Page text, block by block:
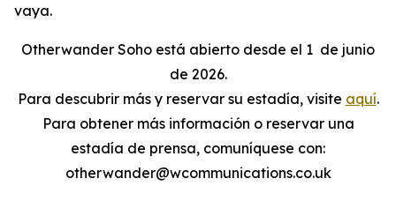
vaya.
Otherwander Soho está abierto desde el 1 de junio
de 2026.
Para descubrir más y reservar su estadía, visite aquí.
Para obtener más información o reservar una
estadía de prensa, comuníquese con:
otherwander@wcommunications.co.uk